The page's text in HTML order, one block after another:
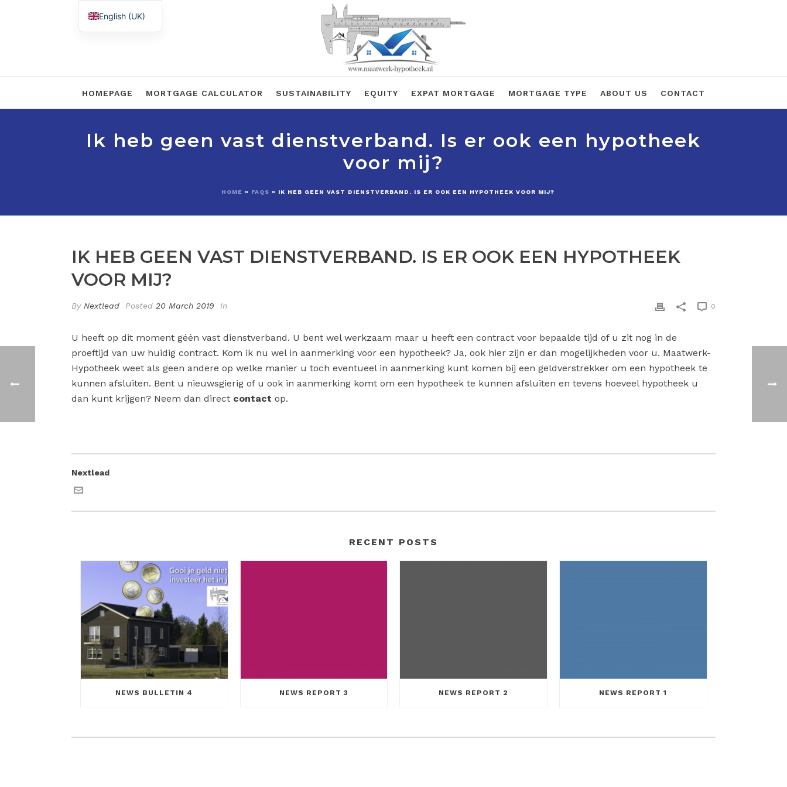
HOMEPAGE MORTGAGE CALCULATOR SUSTAINABILITY EQUITY EXPAT MORTGAGE MORTGAGE TYPE ABOUT US CONTACT
Ik heb geen vast dienstverband. Is er ook een hypotheek
voor mij?
HOME » FAQS » IK HEB GEEN VAST DIENSTVERBAND. IS ER OOK EEN HYPOTHEEK VOOR MIJ?
IK HEB GEEN VAST DIENSTVERBAND. IS ER OOK EEN HYPOTHEEK
VOOR MIJ?
By Nextlead Posted 20 March 2019 In 0
U heeft op dit moment géén vast dienstverband. U bent wel werkzaam maar u heeft een contract voor bepaalde tijd of u zit nog in de
proeftijd van uw huidig contract. Kom ik nu wel in aanmerking voor een hypotheek? Ja, ook hier zijn er dan mogelijkheden voor u. Maatwerk-
Hypotheek weet als geen andere op welke manier u toch eventueel in aanmerking kunt komen bij een geldverstrekker om een hypotheek te
kunnen afsluiten. Bent u nieuwsgierig of u ook in aanmerking komt om een hypotheek te kunnen afsluiten en tevens hoeveel hypotheek u
dan kunt krijgen? Neem dan direct contact op.
Nextlead
RECENT POSTS
NEWS BULLETIN 4 NEWS REPORT 3 NEWS REPORT 2 NEWS REPORT 1
English (UK)